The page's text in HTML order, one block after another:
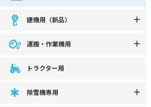
建機用（新品）
運搬・作業機用
トラクター用
除雪機専用